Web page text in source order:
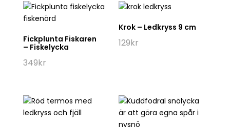
Fickplunta Fiskaren
– Fiskelycka
349kr
Krok – Ledkryss 9 cm
129kr